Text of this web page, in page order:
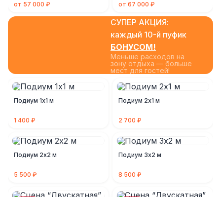
от 57 000 ₽
от 67 000 ₽
СУПЕР АКЦИЯ:
каждый 10-й пуфик
БОНУСОМ!
Меньше расходов на
зону отдыха — больше
мест для гостей!
Подиум 1х1 м
1 400 ₽
Подиум 2х1 м
2 700 ₽
Подиум 2х2 м
5 500 ₽
Подиум 3х2 м
8 500 ₽